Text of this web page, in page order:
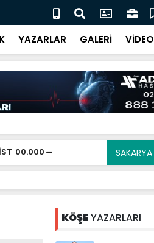
Ali İnci ile Nevzat Ercan buluştu
YAZARLAR GALERİ VİDEO
00.000
KÖŞEYAZARLARI